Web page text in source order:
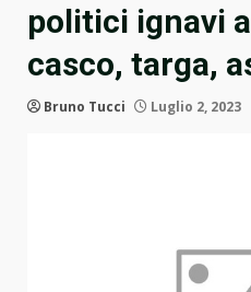
politici ignavi
casco, targa,
Bruno Tucci Luglio 2, 2023